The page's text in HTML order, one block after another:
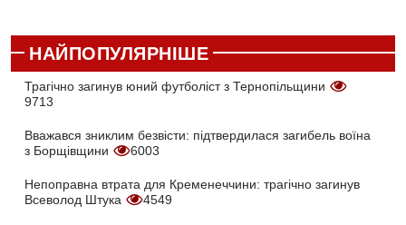
НАЙПОПУЛЯРНІШЕ
Трагічно загинув юний футболіст з Тернопільщини
9713
Вважався зниклим безвісти: підтвердилася загибель воїна
з Борщівщини
6003
Непоправна втрата для Кременеччини: трагічно загинув
Всеволод Штука
4549